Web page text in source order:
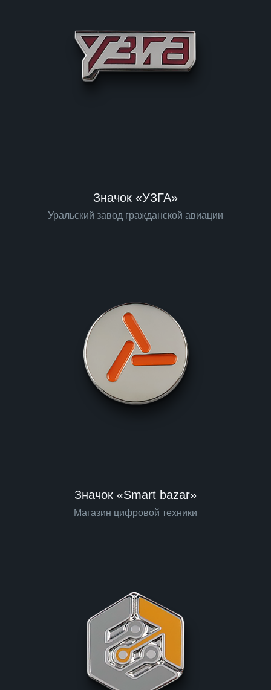
Значок «УЗГА»
Уральский завод гражданской авиации
Значок «Smart bazar»
Магазин цифровой техники